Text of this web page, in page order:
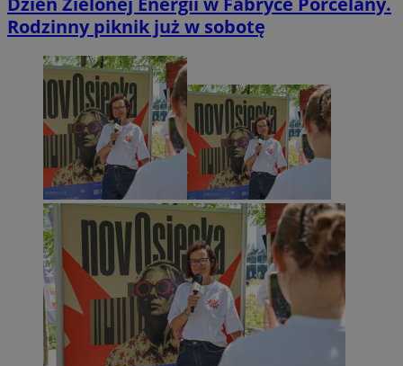
Rodzinny piknik już w sobotę